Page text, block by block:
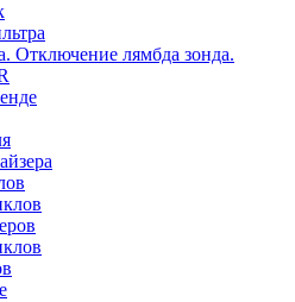
Отключение лямбда зонда.